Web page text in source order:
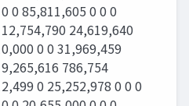
0 85,811,605 0 0 0
24,619,640
0 0 31,969,459
786,754
0 25,252,978 0 0 0